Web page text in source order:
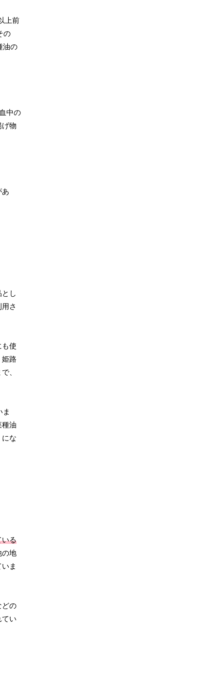
上前
の
油の
中の
げ物
あ
し
さ
も使
姫路
、
ま
種油
にな
いる
の地
ま
どの
てい